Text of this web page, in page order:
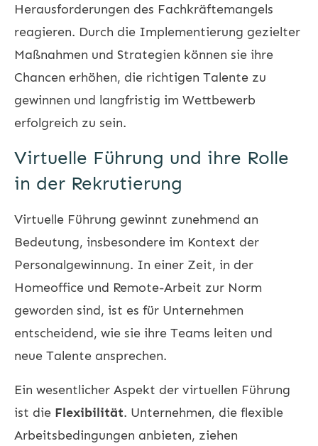
Herausforderungen des Fachkräftemangels
reagieren. Durch die Implementierung gezielter
Maßnahmen und Strategien können sie ihre
Chancen erhöhen, die richtigen Talente zu
gewinnen und langfristig im Wettbewerb
erfolgreich zu sein.
Virtuelle Führung und ihre Rolle
in der Rekrutierung
Virtuelle Führung gewinnt zunehmend an
Bedeutung, insbesondere im Kontext der
Personalgewinnung. In einer Zeit, in der
Homeoffice und Remote-Arbeit zur Norm
geworden sind, ist es für Unternehmen
entscheidend, wie sie ihre Teams leiten und
neue Talente ansprechen.
Ein wesentlicher Aspekt der virtuellen Führung
ist die Flexibilität. Unternehmen, die flexible
Arbeitsbedingungen anbieten, ziehen